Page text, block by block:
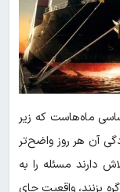
ماه‌هاست که زیر
آن هر روز واضح‌تر
دارند مسئله را به
بزنند، واقعیت جای